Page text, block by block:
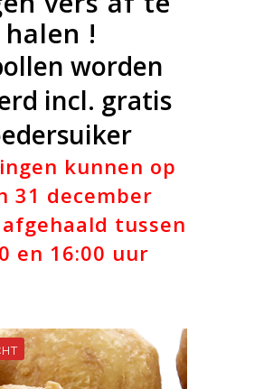
halen !
worden
incl. gratis
kunnen op
31 december
tussen
en 16:00 uur